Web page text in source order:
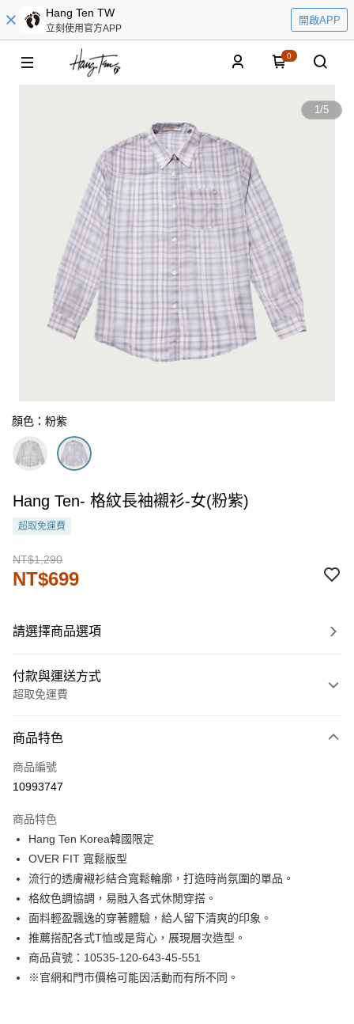
Hang Ten TW
立刻使用官方APP
開啟APP
0
1/5
顏色：粉紫
Hang Ten- 格紋長袖襯衫-女(粉紫)
超取免運費
NT$1,290
NT$699
請選擇商品選項
付款與運送方式
超取免運費
信用卡一次付款
LINE Pay
街口支付
悠遊付
Google Pay
貨到付款
運送方式
商品特色
商品編號
10993747
商品特色
Hang Ten Korea韓國限定
OVER FIT 寬鬆版型
流行的透膚襯衫結合寬鬆輪廓，打造時尚氛圍的單品。
格紋色調協調，易融入各式休閒穿搭。
面料輕盈飄逸的穿著體驗，給人留下清爽的印象。
推薦搭配各式T恤或是背心，展現層次造型。
商品貨號：10535-120-643-45-551
※官網和門市價格可能因活動而有所不同。